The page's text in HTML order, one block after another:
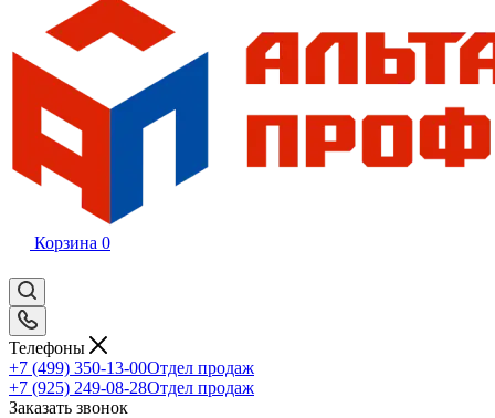
Корзина 0
Телефоны
+7 (499) 350-13-00Отдел продаж
+7 (925) 249-08-28Отдел продаж
Заказать звонок